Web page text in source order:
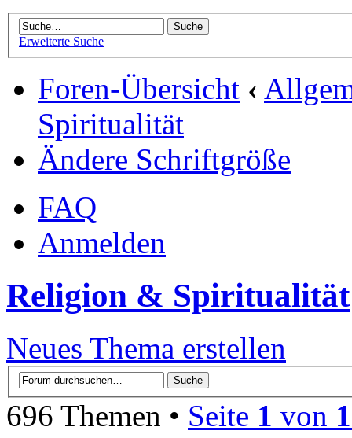
Erweiterte Suche
Foren-Übersicht ‹
Spiritualität
Ändere Schriftgröße
FAQ
Anmelden
Religion & Spiritualität
Neues Thema erstellen
696 Themen • Seite 1 von